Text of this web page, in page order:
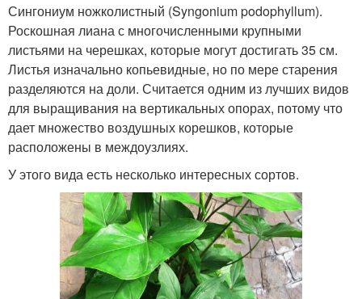
Сингониум ножколистный (Syngonium podophyllum).
Роскошная лиана с многочисленными крупными
листьями на черешках, которые могут достигать 35 см.
Листья изначально копьевидные, но по мере старения
разделяются на доли. Считается одним из лучших видов
для выращивания на вертикальных опорах, потому что
дает множество воздушных корешков, которые
расположены в междоузлиях.
У этого вида есть несколько интересных сортов.